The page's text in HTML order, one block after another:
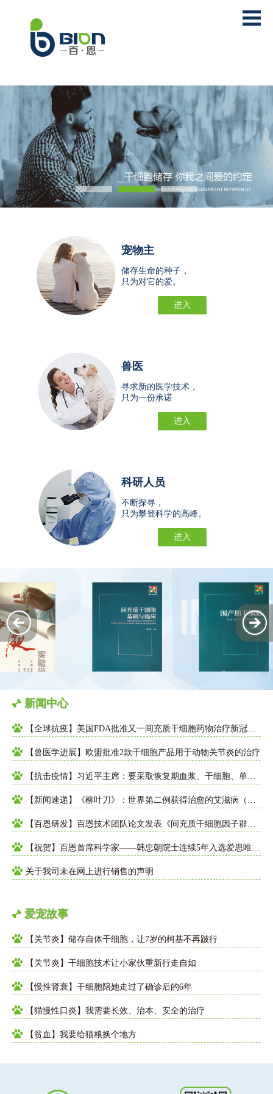
宠物主
储存生命的种子，
只为对它的爱。
进入
兽医
寻求新的医学技术，
只为一份承诺
进入
科研人员
不断探寻，
只为攀登科学的高峰。
进入
新闻中心
【全球抗疫】美国FDA批准又一间充质干细胞药物治疗新冠肺炎
【兽医学进展】欧盟批准2款干细胞产品用于动物关节炎的治疗
【抗击疫情】习近平主席：要采取恢复期血浆、干细胞、单克隆抗体等先进治疗方式，提升重症、危重症救治水平
【新闻速递】《柳叶刀》：世界第二例获得治愈的艾滋病（HIV）病例
【百恩研发】百恩技术团队论文发表《间充质干细胞因子群对角膜损伤药效研究和临床初探》
【祝贺】百恩首席科学家——韩忠朝院士连续5年入选爱思唯尔（ELSEVIER）评选的“中国高被引学者(医学类)”榜单
关于我司未在网上进行销售的声明
爱宠故事
【关节炎】储存自体干细胞，让7岁的柯基不再跛行
【关节炎】干细胞技术让小家伙重新行走自如
【慢性肾衰】干细胞陪她走过了确诊后的6年
【猫慢性口炎】我需要长效、治本、安全的治疗
【贫血】我要给猫粮换个地方